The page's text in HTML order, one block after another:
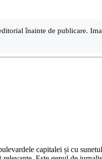
înainte de publicare.
capitalei și cu